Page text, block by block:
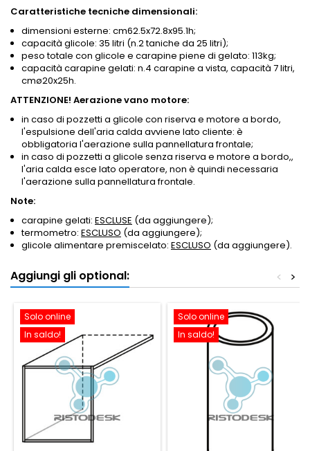
Caratteristiche tecniche dimensionali:
dimensioni esterne: cm62.5x72.8x95.1h;
capacità glicole: 35 litri (n.2 taniche da 25 litri);
peso totale con glicole e carapine piene di gelato: 113kg;
capacità carapine gelati: n.4 carapine a vista, capacità 7 litri,
cmø20x25h.
ATTENZIONE! Aerazione vano motore:
in caso di pozzetti a glicole con riserva e motore a bordo,
l'espulsione dell'aria calda avviene lato cliente: è
obbligatoria l'aerazione sulla pannellatura frontale;
in caso di pozzetti a glicole senza riserva e motore a bordo,,
l'aria calda esce lato operatore, non è quindi necessaria
l'aerazione sulla pannellatura frontale.
Note:
carapine gelati: ESCLUSE (da aggiungere);
termometro: ESCLUSO (da aggiungere);
glicole alimentare premiscelato: ESCLUSO (da aggiungere).
Aggiungi gli optional: >
<
Solo online
In saldo!
Solo online
In saldo!